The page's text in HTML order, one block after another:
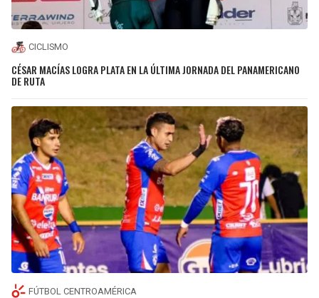
CICLISMO
CÉSAR MACÍAS LOGRA PLATA EN LA ÚLTIMA JORNADA DEL PANAMERICANO
DE RUTA
FÚTBOL CENTROAMÉRICA